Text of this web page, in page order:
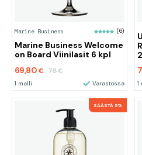
Marine Business (6)
Marine Business Welcome
on Board Viinilasit 6 kpl
69,80 € 75€
1 malli Varastossa 1
SÄÄSTÄ 5%